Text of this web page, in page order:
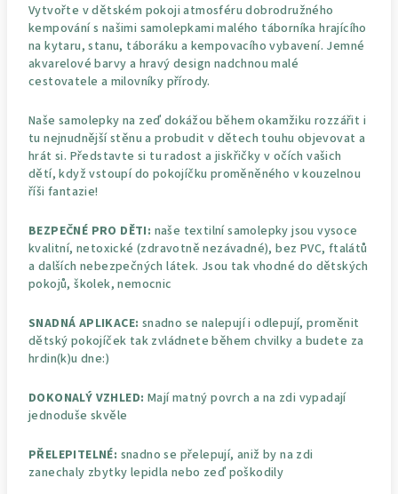
Vytvořte v dětském pokoji atmosféru dobrodružného
kempování s našimi samolepkami malého táborníka hrajícího
na kytaru, stanu, táboráku a kempovacího vybavení. Jemné
akvarelové barvy a hravý design nadchnou malé
cestovatele a milovníky přírody.
Naše samolepky na zeď dokážou během okamžiku rozzářit i
tu nejnudnější stěnu a probudit v dětech touhu objevovat a
hrát si. Představte si tu radost a jiskřičky v očích vašich
dětí, když vstoupí do pokojíčku proměněného v kouzelnou
říši fantazie!
BEZPEČNÉ PRO DĚTI: naše textilní samolepky jsou vysoce
kvalitní, netoxické (zdravotně nezávadné), bez PVC, ftalátů
a dalších nebezpečných látek. Jsou tak vhodné do dětských
pokojů, školek, nemocnic
SNADNÁ APLIKACE: snadno se nalepují i odlepují, proměnit
dětský pokojíček tak zvládnete během chvilky a budete za
hrdin(k)u dne:)
DOKONALÝ VZHLED: Mají matný povrch a na zdi vypadají
jednoduše skvěle
PŘELEPITELNÉ: snadno se přelepují, aniž by na zdi
zanechaly zbytky lepidla nebo zeď poškodily